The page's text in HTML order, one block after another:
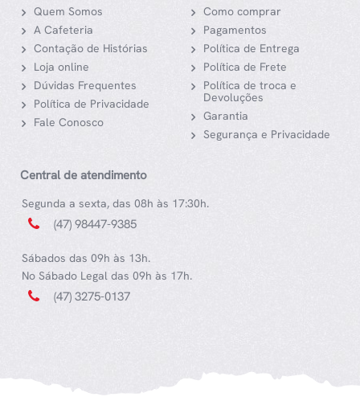
Quem Somos
A Cafeteria
Contação de Histórias
Loja online
Dúvidas Frequentes
Política de Privacidade
Fale Conosco
Como comprar
Pagamentos
Política de Entrega
Política de Frete
Política de troca e
Devoluções
Garantia
Segurança e Privacidade
Central de atendimento
Segunda a sexta, das 08h às 17:30h.
(47) 98447-9385
Sábados das 09h às 13h.
No Sábado Legal das 09h às 17h.
(47) 3275-0137